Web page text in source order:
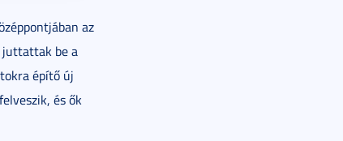
az
juttattak be a
építő új
és ők